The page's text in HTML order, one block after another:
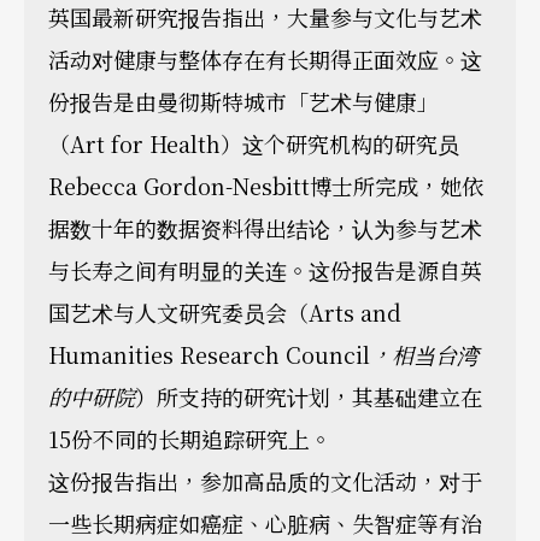
英国最新研究报告指出，大量参与文化与艺术
活动对健康与整体存在有长期得正面效应。这
份报告是由曼彻斯特城市「艺术与健康」
（Art for Health）这个研究机构的研究员
Rebecca Gordon-Nesbitt博士所完成，她依
据数十年的数据资料得出结论，认为参与艺术
与长寿之间有明显的关连。这份报告是源自英
国艺术与人文研究委员会（Arts and
Humanities Research Council ，相当台湾
的中研院）所支持的研究计划，其基础建立在
15份不同的长期追踪研究上。
这份报告指出，参加高品质的文化活动，对于
一些长期病症如癌症、心脏病、失智症等有治